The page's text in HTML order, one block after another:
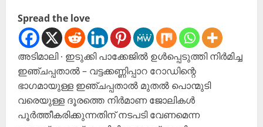
Spread the love
അടിമാലി ∙ ഇടുക്കി പാക്കേജിൽ ഉൾപ്പെടുത്തി നിർമിച്ച
ഇഞ്ചപ്പതാൽ – വട്ടക്കണ്ണിപ്പാറ റോഡിന്റെ
ഭാഗമായുള്ള ഇഞ്ചപ്പതാൽ മുതൽ പൊന്മുടി
വരെയുള്ള ദൂരത്തെ നിർമാണ ജോലികൾ
പൂർത്തീകരിക്കുന്നതിന് നടപടി വേണമെന്ന